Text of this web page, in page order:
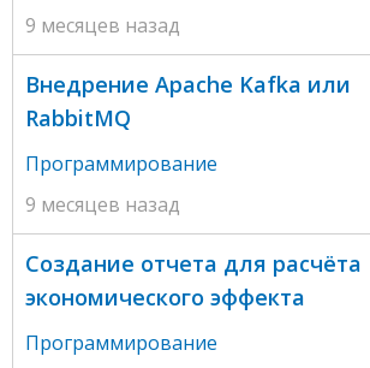
9 месяцев назад
Внедрение Apache Kafka или
RabbitMQ
Программирование
9 месяцев назад
Создание отчета для расчёта
экономического эффекта
Программирование